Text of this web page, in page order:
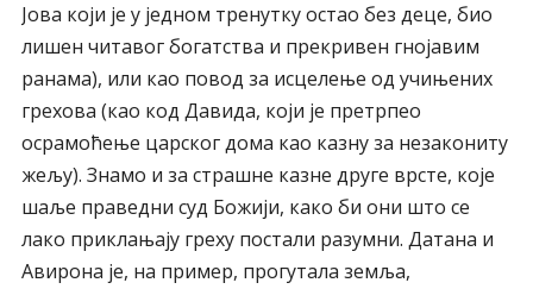
Јова који је у једном тренутку остао без деце, био
лишен читавог богатства и прекривен гнојавим
ранама), или као повод за исцелење од учињених
грехова (као код Давида, који је претрпео
осрамоћење царског дома као казну за незакониту
жељу). Знамо и за страшне казне друге врсте, које
шаље праведни суд Божији, како би они што се
лако приклањају греху постали разумни. Датана и
Авирона је, на пример, прогутала земља,